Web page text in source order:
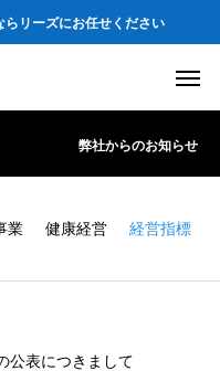
らリーズにお任せください
弊社からのお知らせ
業 健康経営 経営指標
公表につきまして